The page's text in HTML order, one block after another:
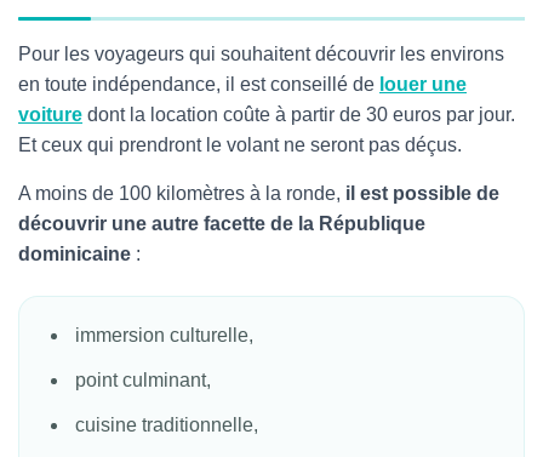
Pour les voyageurs qui souhaitent découvrir les environs
en toute indépendance, il est conseillé de louer une
voiture dont la location coûte à partir de 30 euros par jour.
Et ceux qui prendront le volant ne seront pas déçus.
A moins de 100 kilomètres à la ronde, il est possible de
découvrir une autre facette de la République
dominicaine :
immersion culturelle,
point culminant,
cuisine traditionnelle,